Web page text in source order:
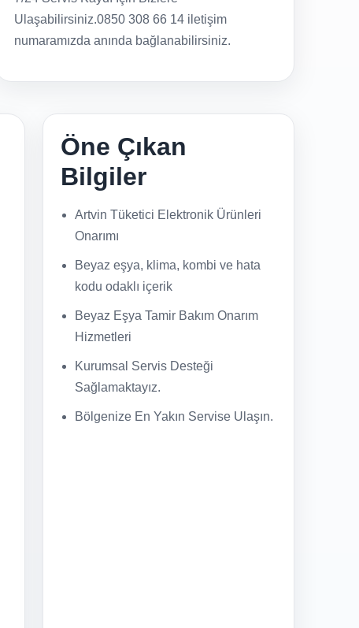
Ulaşabilirsiniz.0850 308 66 14 iletişim
numaramızda anında bağlanabilirsiniz.
Öne Çıkan
Bilgiler
Artvin Tüketici Elektronik Ürünleri
Onarımı
Beyaz eşya, klima, kombi ve hata
kodu odaklı içerik
Beyaz Eşya Tamir Bakım Onarım
Hizmetleri
Kurumsal Servis Desteği
Sağlamaktayız.
Bölgenize En Yakın Servise Ulaşın.